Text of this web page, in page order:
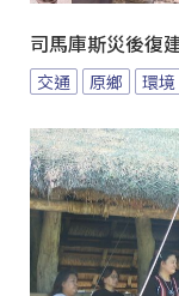
司馬庫斯災後復
交通 原鄉 環境